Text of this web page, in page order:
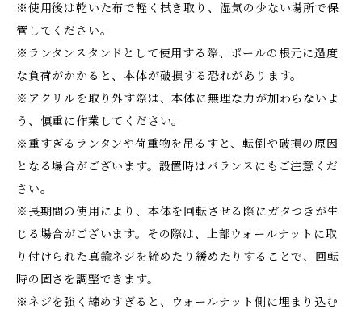
※使用後は乾いた布で軽く拭き取り、湿気の少ない場所で保
管してください。
※ランタンスタンドとして使用する際、ポールの根元に過度
な負荷がかかると、本体が破損する恐れがあります。
※アクリルを取り外す際は、本体に無理な力が加わらないよ
う、慎重に作業してください。
※重すぎるランタンや荷重物を吊るすと、転倒や破損の原因
となる場合がございます。設置時はバランスにもご注意くだ
さい。
※長期間の使用により、本体を回転させる際にガタつきが生
じる場合がございます。その際は、上部ウォールナットに取
り付けられた真鍮ネジを締めたり緩めたりすることで、回転
時の固さを調整できます。
※ネジを強く締めすぎると、ウォールナット側に埋まり込む